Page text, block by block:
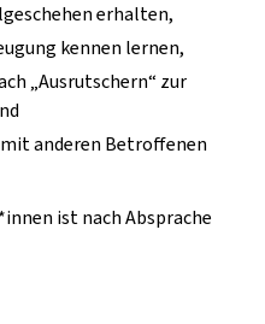
erhalten,
kennen lernen,
„Ausrutschern“ zur
anderen Betroffenen
ist nach Absprache